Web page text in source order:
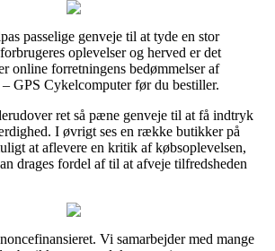
passelige genveje til at tyde en stor
oplevelser og herved er det
online forretningens bedømmelser af
GPS Cykelcomputer før du bestiller.
ret så pæne genveje til at få indtryk
I øvrigt ses en række butikker på
at aflevere en kritik af købsoplevelsen,
drages fordel af til at afveje tilfredsheden
Vi samarbejder med mange